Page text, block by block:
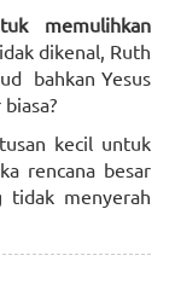
memulihkan
dikenal, Ruth
bahkan Yesus
kecil untuk
rencana besar
tidak menyerah